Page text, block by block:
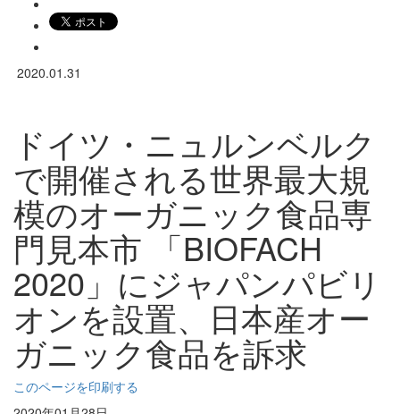
2020.01.31
ドイツ・ニュルンベルク
で開催される世界最大規
模のオーガニック食品専
門見本市 「BIOFACH
2020」にジャパンパビリ
オンを設置、日本産オー
ガニック食品を訴求
このページを印刷する